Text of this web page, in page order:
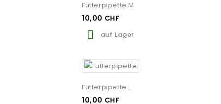
Futterpipette M
10,00 CHF
 auf Lager
Futterpipette L
10,00 CHF